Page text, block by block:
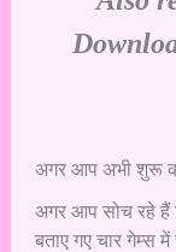
अगर आप अभी शुरू
अगर आप सोच रहे
बताए गए चार गेम्स